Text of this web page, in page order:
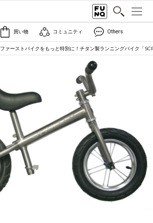
買い物 コミュニティ Others
ファーストバイクをもっと特別に！チタン製ランニングバイク「